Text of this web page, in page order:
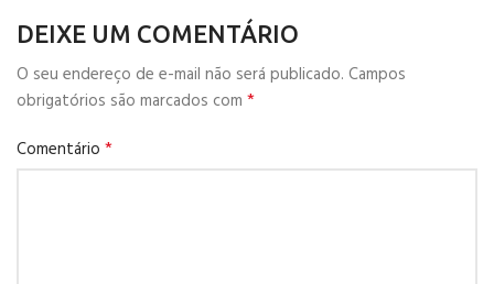
DEIXE UM COMENTÁRIO
O seu endereço de e-mail não será publicado. Campos
obrigatórios são marcados com *
Comentário *